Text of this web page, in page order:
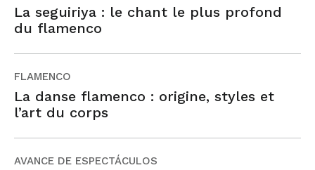
La seguiriya : le chant le plus profond
du flamenco
FLAMENCO
La danse flamenco : origine, styles et
l’art du corps
AVANCE DE ESPECTÁCULOS